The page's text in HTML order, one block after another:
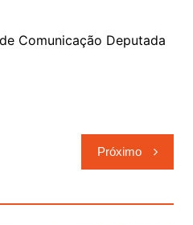
Comunicação Deputada
Próximo